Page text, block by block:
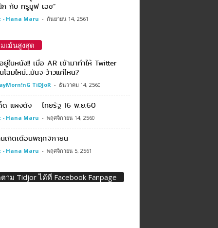
กับ ทรูมูฟ เอช”
- Hana Maru - กันยายน 14, 2561
เม้นสูงสุด
ยู่ในหนัง!! เมื่อ AR เข้ามาทำให้ Twitter
โฉมใหม่…มันจะว้าวแค่ไหน?
TiDJoR - ธันวาคม 14, 2560
ด แผงดัง – ไทยรัฐ 16 พ.ย.60
- Hana Maru - พฤศจิกายน 14, 2560
เกิดเดือนพฤศจิกายน
- Hana Maru - พฤศจิกายน 5, 2561
าม Tidjor ได้ที่ Facebook Fanpage